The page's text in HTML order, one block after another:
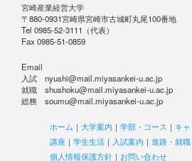
宮崎産業経営大学
〒880-0931宮崎県宮崎市古城町丸尾100番地
Tel 0985-52-3111（代表）
Fax 0985-51-0859
Email
入試 nyushi@mail.miyasankei-u.ac.jp
就職 shushoku@mail.miyasankei-u.ac.jp
総務 soumu@mail.miyasankei-u.ac.jp
ホーム ｜ 大学案内 ｜ 学部・コース ｜ キ
講座 ｜ 学生生活 ｜ 入試案内 ｜ 進路・就職
個人情報保護方針 ｜ お問い合わせ